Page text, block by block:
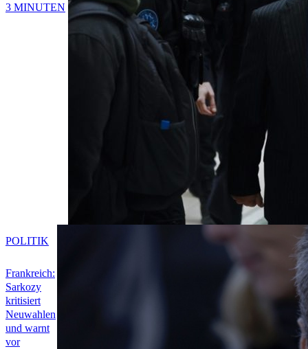
3 MINUTEN
Frankreich:
Sarkozy
kritisiert
Neuwahlen
und warnt
vor
POLITIK